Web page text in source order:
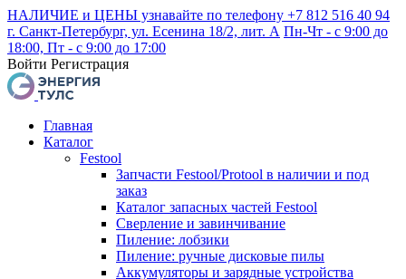
НАЛИЧИЕ и ЦЕНЫ узнавайте по телефону +7 812 516 40 94
г. Санкт-Петербург, ул. Есенина 18/2, лит. А Пн-Чт - с 9:00 до
18:00, Пт - с 9:00 до 17:00
Войти Регистрация
Главная
Каталог
Festool
Запчасти Festool/Protool в наличии и под
заказ
Каталог запасных частей Festool
Сверление и завинчивание
Пиление: лобзики
Пиление: ручные дисковые пилы
Аккумуляторы и зарядные устройства